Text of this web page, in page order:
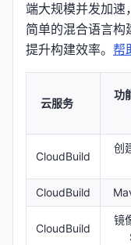
端大规模并发加速
简单的混合语言构
提升构建效率。 帮
云服务
功
CloudBuild
创
CloudBuild
CloudBuild
镜